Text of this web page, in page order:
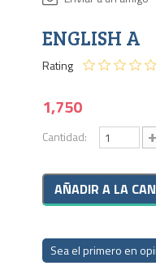
ENGLISH A
Rating
1,750
Cantidad:
Sea el primero en